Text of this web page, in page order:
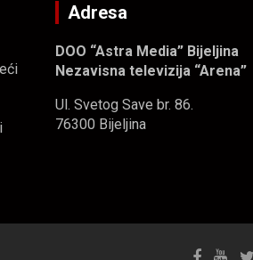
Adresa
DOO “Astra Media” Bijeljina
Nezavisna televizija “Arena”
Ul. Svetog Save br. 86.
76300 Bijeljina